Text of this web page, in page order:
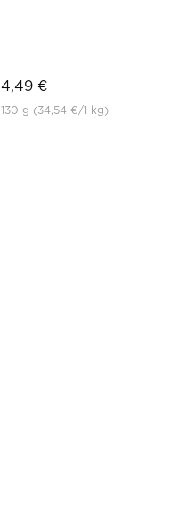
4,49 €
130 g (34,54 €/1 kg)